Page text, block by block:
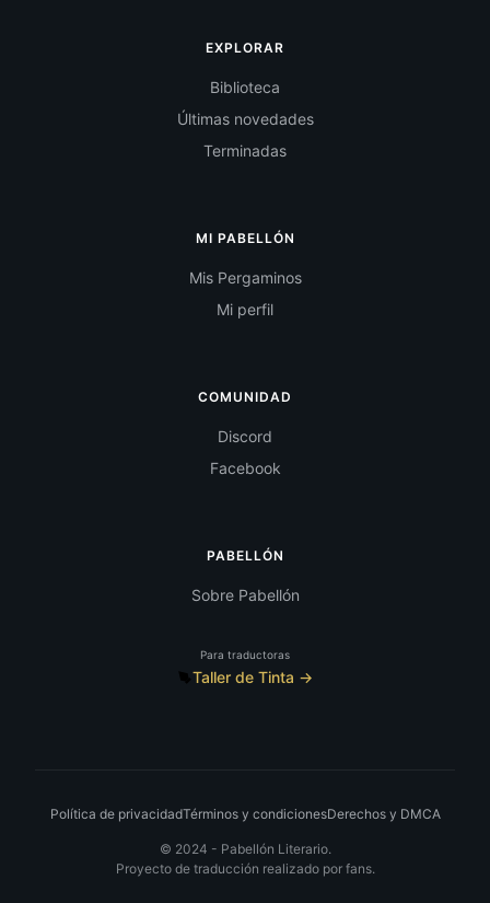
EXPLORAR
Biblioteca
Últimas novedades
Terminadas
MI PABELLÓN
Mis Pergaminos
Mi perfil
COMUNIDAD
Discord
Facebook
PABELLÓN
Sobre Pabellón
Para traductoras
Taller de Tinta →
Política de privacidadTérminos y condicionesDerechos y DMCA
© 2024 - Pabellón Literario.
Proyecto de traducción realizado por fans.